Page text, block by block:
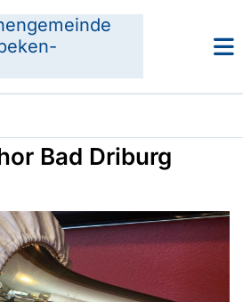
Bad Driburg